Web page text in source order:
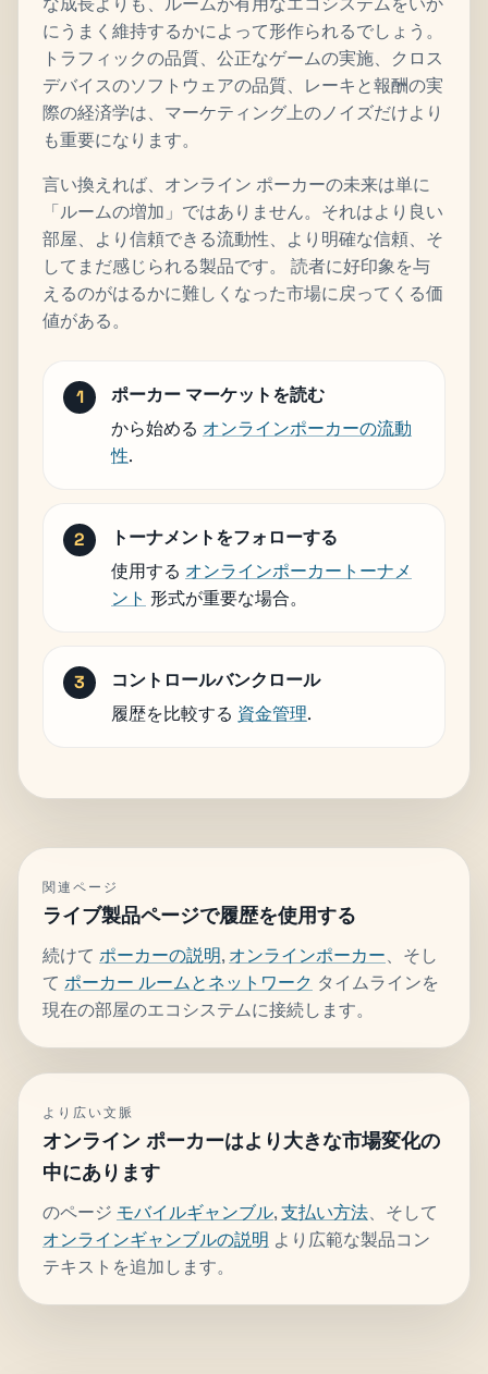
にうまく維持するかによって形作られるでしょう。
トラフィックの品質、公正なゲームの実施、クロス
デバイスのソフトウェアの品質、レーキと報酬の実
際の経済学は、マーケティング上のノイズだけより
も重要になります。
言い換えれば、オンライン ポーカーの未来は単に
「ルームの増加」ではありません。それはより良い
部屋、より信頼できる流動性、より明確な信頼、そ
してまだ感じられる製品です。 読者に好印象を与
えるのがはるかに難しくなった市場に戻ってくる価
値がある。
ポーカー マーケットを読む
から始める オンラインポーカーの流動
性.
トーナメントをフォローする
使用する オンラインポーカートーナメ
ント 形式が重要な場合。
コントロールバンクロール
履歴を比較する 資金管理.
関連ページ
ライブ製品ページで履歴を使用する
続けて ポーカーの説明, オンラインポーカー、そし
て ポーカー ルームとネットワーク タイムラインを
現在の部屋のエコシステムに接続します。
より広い文脈
オンライン ポーカーはより大きな市場変化の
中にあります
のページ モバイルギャンブル,支払い方法、そして
オンラインギャンブルの説明 より広範な製品コン
テキストを追加します。